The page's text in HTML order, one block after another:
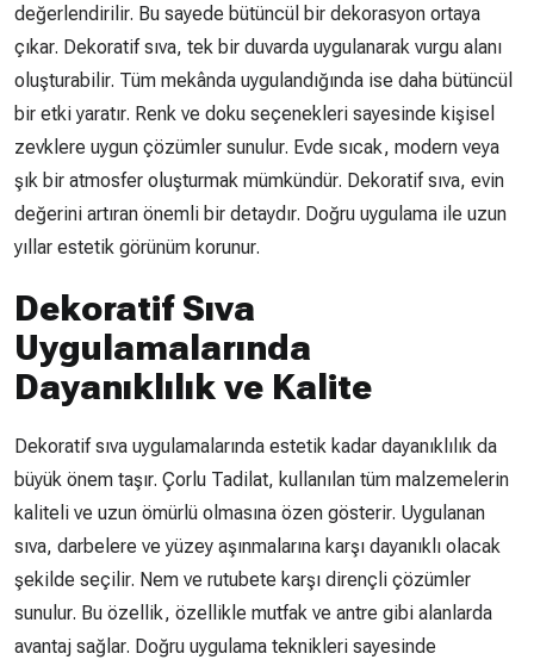
değerlendirilir. Bu sayede bütüncül bir dekorasyon ortaya
çıkar. Dekoratif sıva, tek bir duvarda uygulanarak vurgu alanı
oluşturabilir. Tüm mekânda uygulandığında ise daha bütüncül
bir etki yaratır. Renk ve doku seçenekleri sayesinde kişisel
zevklere uygun çözümler sunulur. Evde sıcak, modern veya
şık bir atmosfer oluşturmak mümkündür. Dekoratif sıva, evin
değerini artıran önemli bir detaydır. Doğru uygulama ile uzun
yıllar estetik görünüm korunur.
Dekoratif Sıva
Uygulamalarında
Dayanıklılık ve Kalite
Dekoratif sıva uygulamalarında estetik kadar dayanıklılık da
büyük önem taşır. Çorlu Tadilat, kullanılan tüm malzemelerin
kaliteli ve uzun ömürlü olmasına özen gösterir. Uygulanan
sıva, darbelere ve yüzey aşınmalarına karşı dayanıklı olacak
şekilde seçilir. Nem ve rutubete karşı dirençli çözümler
sunulur. Bu özellik, özellikle mutfak ve antre gibi alanlarda
avantaj sağlar. Doğru uygulama teknikleri sayesinde